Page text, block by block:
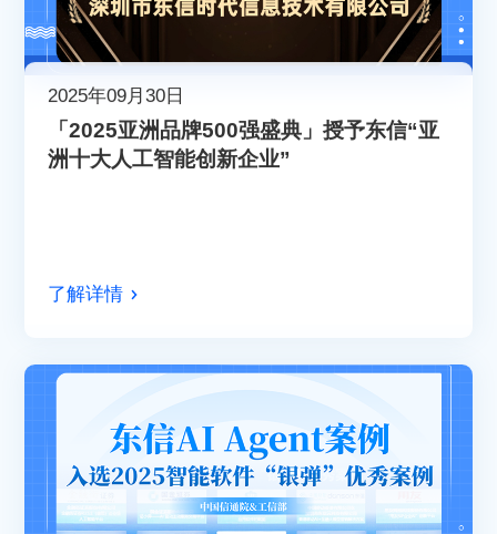
2025年09月30日
「2025亚洲品牌500强盛典」授予东信“亚
洲十大人工智能创新企业”
了解详情